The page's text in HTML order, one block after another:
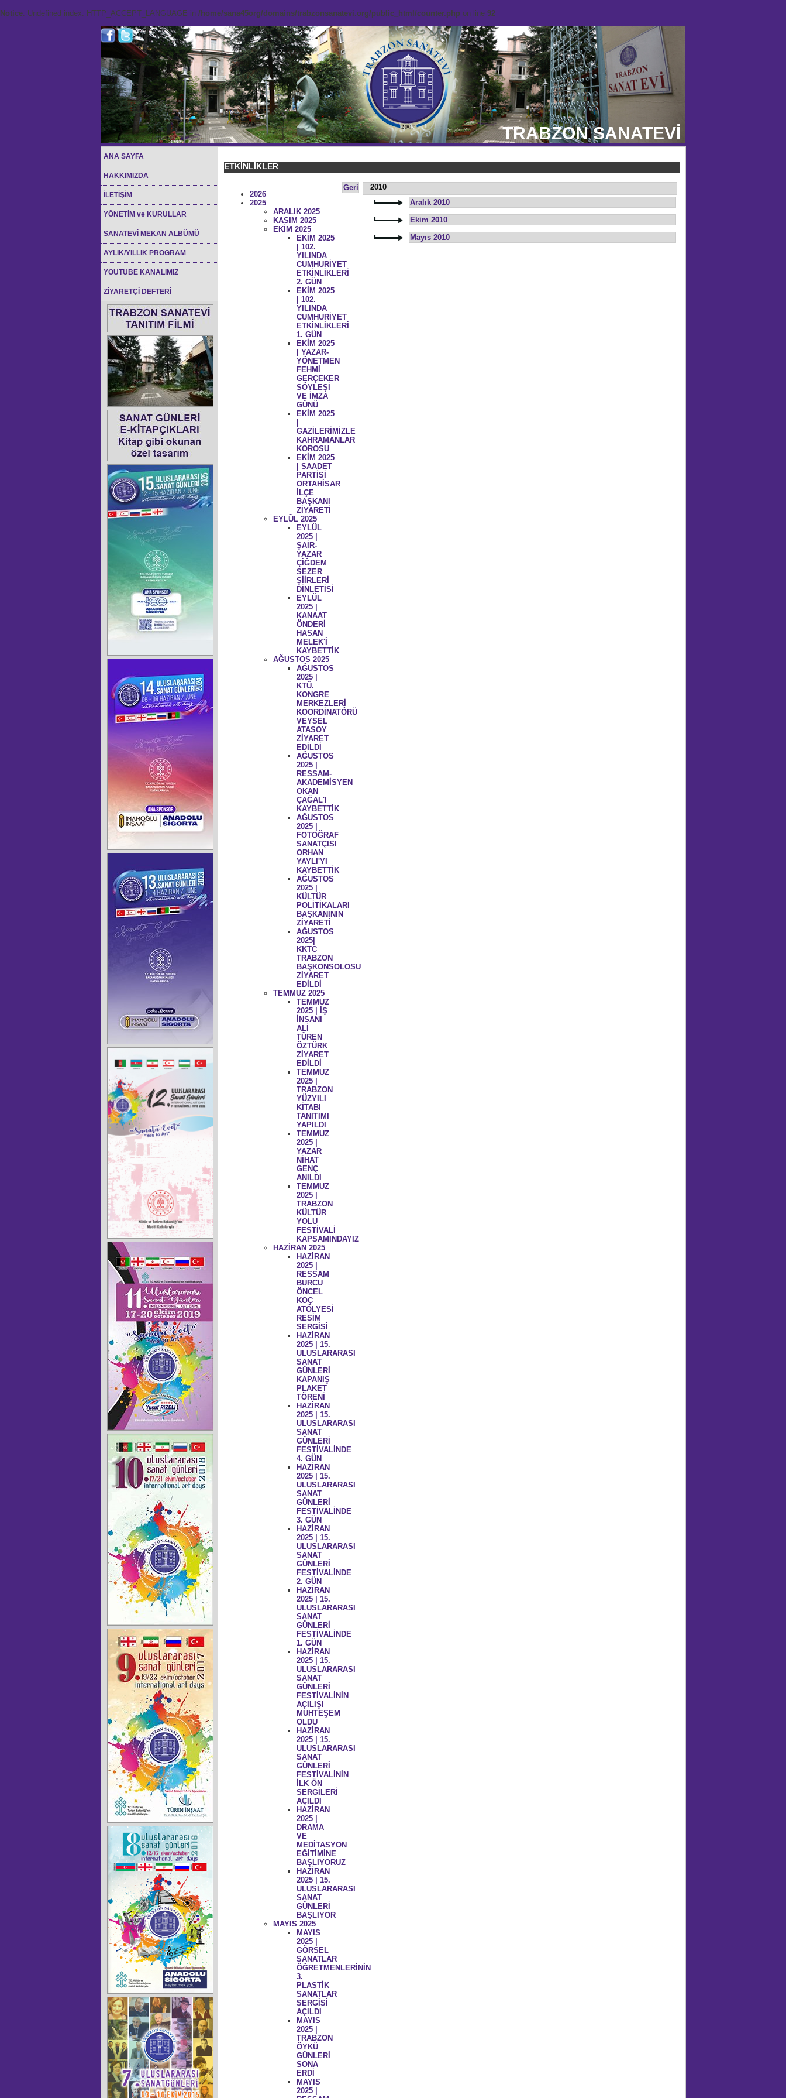
Notice: Undefined index: HTTP_ACCEPT_LANGUAGE in /home/sana45org/domains/trabzonsanatevi.org/public_html/counter.php on line 92
TRABZON SANATEVİ
ANA SAYFA
HAKKIMIZDA
İLETİŞİM
YÖNETİM ve KURULLAR
SANATEVİ MEKAN ALBÜMÜ
AYLIK/YILLIK PROGRAM
YOUTUBE KANALIMIZ
ZİYARETÇİ DEFTERİ
ETKİNLİKLER
Geri
2010
Aralık 2010
Ekim 2010
Mayıs 2010
2026
2025
ARALIK 2025
KASIM 2025
EKİM 2025
EKİM 2025
| 102.
YILINDA
CUMHURİYET
ETKİNLİKLERİ
2. GÜN
EKİM 2025
| 102.
YILINDA
CUMHURİYET
ETKİNLİKLERİ
1. GÜN
EKİM 2025
| YAZAR-
YÖNETMEN
FEHMİ
GERÇEKER
SÖYLEŞİ
VE İMZA
GÜNÜ
EKİM 2025
GAZİLERİMİZLE
KAHRAMANLAR
KOROSU
EKİM 2025
| SAADET
PARTİSİ
ORTAHİSAR
İLÇE
BAŞKANI
ZİYARETİ
EYLÜL 2025
EYLÜL
2025 |
ŞAİR-
YAZAR
ÇİĞDEM
SEZER
ŞİİRLERİ
DİNLETİSİ
EYLÜL
2025 |
KANAAT
ÖNDERİ
HASAN
MELEK'İ
KAYBETTİK
AĞUSTOS 2025
AĞUSTOS
2025 |
KTÜ.
KONGRE
MERKEZLERİ
KOORDİNATÖRÜ
VEYSEL
ATASOY
ZİYARET
EDİLDİ
AĞUSTOS
2025 |
RESSAM-
AKADEMİSYEN
OKAN
ÇAĞAL'I
KAYBETTİK
AĞUSTOS
2025 |
FOTOĞRAF
SANATÇISI
ORHAN
YAYLI'YI
KAYBETTİK
AĞUSTOS
2025 |
KÜLTÜR
POLİTİKALARI
BAŞKANININ
ZİYARETİ
AĞUSTOS
2025|
KKTC
TRABZON
BAŞKONSOLOSU
ZİYARET
EDİLDİ
TEMMUZ 2025
TEMMUZ
2025 | İŞ
İNSANI
ALİ
TÜREN
ÖZTÜRK
ZİYARET
EDİLDİ
TEMMUZ
2025 |
TRABZON
YÜZYILI
KİTABI
TANITIMI
YAPILDI
TEMMUZ
2025 |
YAZAR
NİHAT
GENÇ
ANILDI
TEMMUZ
2025 |
TRABZON
KÜLTÜR
YOLU
FESTİVALİ
KAPSAMINDAYIZ
HAZİRAN 2025
HAZİRAN
2025 |
RESSAM
BURCU
ÖNCEL
KOÇ
ATÖLYESİ
RESİM
SERGİSİ
HAZİRAN
2025 | 15.
ULUSLARARASI
SANAT
GÜNLERİ
KAPANIŞ
PLAKET
TÖRENİ
HAZİRAN
2025 | 15.
ULUSLARARASI
SANAT
GÜNLERİ
FESTİVALİNDE
4. GÜN
HAZİRAN
2025 | 15.
ULUSLARARASI
SANAT
GÜNLERİ
FESTİVALİNDE
3. GÜN
HAZİRAN
2025 | 15.
ULUSLARARASI
SANAT
GÜNLERİ
FESTİVALİNDE
2. GÜN
HAZİRAN
2025 | 15.
ULUSLARARASI
SANAT
GÜNLERİ
FESTİVALİNDE
1. GÜN
HAZİRAN
2025 | 15.
ULUSLARARASI
SANAT
GÜNLERİ
FESTİVALİNİN
AÇILIŞI
MUHTEŞEM
OLDU
HAZİRAN
2025 | 15.
ULUSLARARASI
SANAT
GÜNLERİ
FESTİVALİNİN
İLK ÖN
SERGİLERİ
AÇILDI
HAZİRAN
2025 |
DRAMA
VE
MEDİTASYON
EĞİTİMİNE
BAŞLIYORUZ
HAZİRAN
2025 | 15.
ULUSLARARASI
SANAT
GÜNLERİ
BAŞLIYOR
MAYIS 2025
MAYIS
2025 |
GÖRSEL
SANATLAR
ÖĞRETMENLERİNİN
3.
PLASTİK
SANATLAR
SERGİSİ
AÇILDI
MAYIS
2025 |
TRABZON
ÖYKÜ
GÜNLERİ
SONA
ERDİ
MAYIS
2025 |